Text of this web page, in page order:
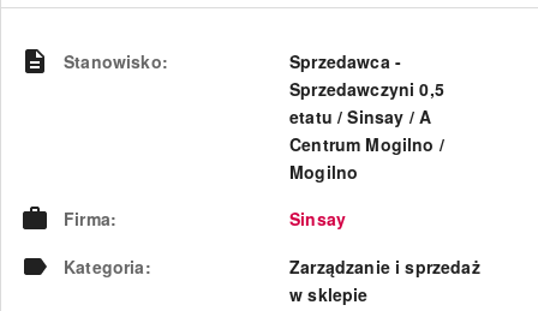
Stanowisko:
Sprzedawca -
Sprzedawczyni 0,5
etatu / Sinsay / A
Centrum Mogilno /
Mogilno
Firma:
Sinsay
Kategoria:
Zarządzanie i sprzedaż
w sklepie